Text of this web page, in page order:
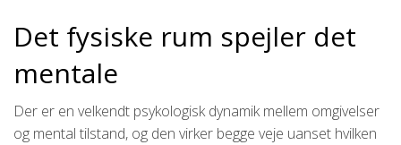
Det fysiske rum spejler det
mentale
Der er en velkendt psykologisk dynamik mellem omgivelser
og mental tilstand, og den virker begge veje uanset hvilken